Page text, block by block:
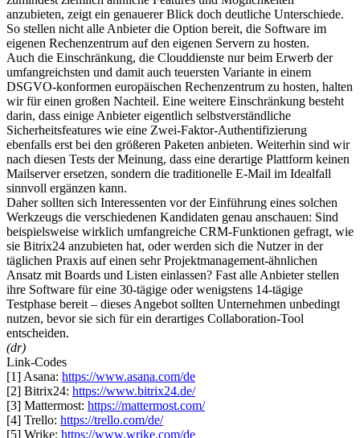
anzubieten, zeigt ein genauerer Blick doch deutliche Unterschiede.
So stellen nicht alle Anbieter die Option bereit, die Software im
eigenen Rechenzentrum auf den eigenen Servern zu hosten.
Auch die Einschränkung, die Clouddienste nur beim Erwerb der
umfangreichsten und damit auch teuersten Variante in einem
DSGVO-konformen europäischen Rechenzentrum zu hosten, halten
wir für einen großen Nachteil. Eine weitere Einschränkung besteht
darin, dass einige Anbieter eigentlich selbstverständliche
Sicherheitsfeatures wie eine Zwei-Faktor-Authentifizierung
ebenfalls erst bei den größeren Paketen anbieten. Weiterhin sind wir
nach diesen Tests der Meinung, dass eine derartige Plattform keinen
Mailserver ersetzen, sondern die traditionelle E-Mail im Idealfall
sinnvoll ergänzen kann.
Daher sollten sich Interessenten vor der Einführung eines solchen
Werkzeugs die verschiedenen Kandidaten genau anschauen: Sind
beispielsweise wirklich umfangreiche CRM-Funktionen gefragt, wie
sie Bitrix24 anzubieten hat, oder werden sich die Nutzer in der
täglichen Praxis auf einen sehr Projektmanagement-ähnlichen
Ansatz mit Boards und Listen einlassen? Fast alle Anbieter stellen
ihre Software für eine 30-tägige oder wenigstens 14-tägige
Testphase bereit – dieses Angebot sollten Unternehmen unbedingt
nutzen, bevor sie sich für ein derartiges Collaboration-Tool
entscheiden.
(dr)
Link-Codes
[1] Asana: https://www.asana.com/de
[2] Bitrix24: https://www.bitrix24.de/
[3] Mattermost: https://mattermost.com/
[4] Trello: https://trello.com/de/
[5] Wrike: https://www.wrike.com/de